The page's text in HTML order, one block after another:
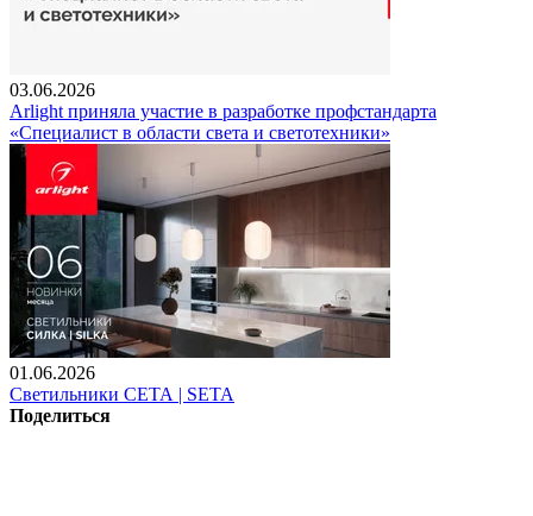
03.06.2026
Arlight приняла участие в разработке профстандарта
«Специалист в области света и светотехники»
01.06.2026
Светильники СЕТА | SETA
Поделиться